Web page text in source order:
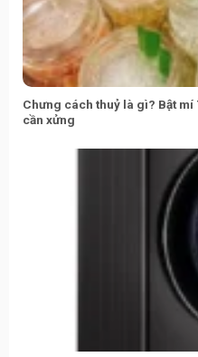
Chưng cách thuỷ là gì? Bật
cần xửng